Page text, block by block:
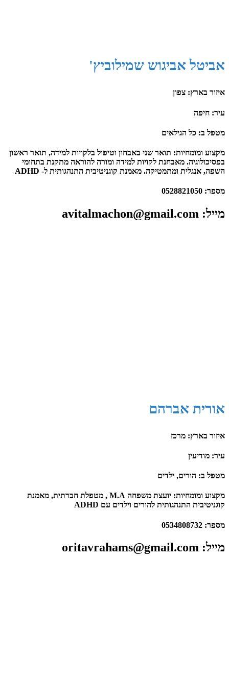
אביטל אביגוש שמילוביץ'
איזור בארץ: צפון
עיר: חיפה
מטפל ב: כל הגילאים
מקצוע ומומחיות: ​תואר שני באבחון וטיפול בלקויות למידה, תואר ראשון
בפסיכולוגיה. מאבחנת לקויות למידה ומורה להוראה מתקנת בתחומי
השפה, אנגלית ומתמטיקה. מאמנת קוגניטיבית התנהגותית ל- ADHD
מספר:​ 0528821050
מייל​: avitalmachon@gmail.com
אורית אברהם
איזור בארץ: מרכז
עיר: מודיעין
מטפל ב: הורים, ילדים
מקצוע ומומחיות: ​יועצת משפחה M.A , מטפלת חברתית, מאמנת
קוגניטיבית התנהגותית להורים וילדים עם ADHD
מספר:​ 0534808732
מייל​: oritavrahams@gmail.com